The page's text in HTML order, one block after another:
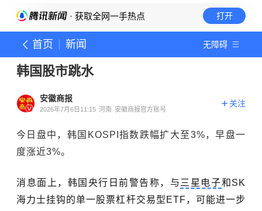
· 获取全网一手热点 打开
首页 新闻 无障碍
韩国股市跳水
安徽商报
2026年7月6日11:15 河南 安徽商报官方账号
关注
今日盘中，韩国KOSPI指数跌幅扩大至3%，早盘一
度涨近3%。
消息面上，韩国央行日前警告称，与 三星电子和SK
海力士挂钩的单一股票杠杆交易型ETF，可能进一步